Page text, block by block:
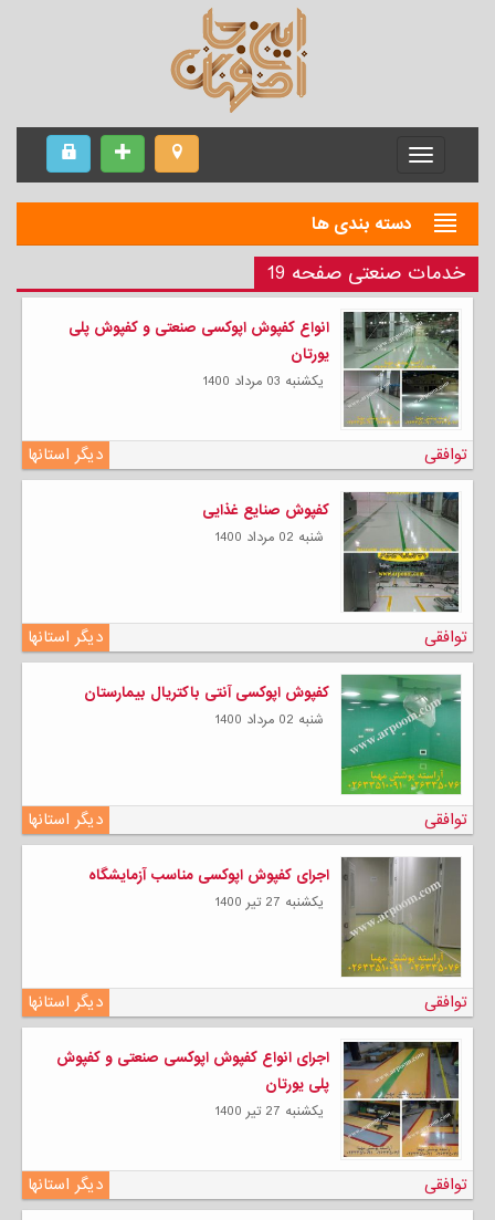
Menu
دسته بندی ها
خدمات صنعتی صفحه 19
انواع کفپوش اپوکسی صنعتی و کفپوش پلی
یورتان
يكشنبه 03 مرداد 1400
دیگر استانها توافقی
کفپوش صنایع غذایی
شنبه 02 مرداد 1400
دیگر استانها توافقی
کفپوش اپوکسی آنتی باکتریال بیمارستان
شنبه 02 مرداد 1400
دیگر استانها توافقی
اجرای کفپوش اپوکسی مناسب آزمایشگاه
يكشنبه 27 تیر 1400
دیگر استانها توافقی
اجرای انواع کفپوش اپوکسی صنعتی و کفپوش
پلی یورتان
يكشنبه 27 تیر 1400
دیگر استانها توافقی